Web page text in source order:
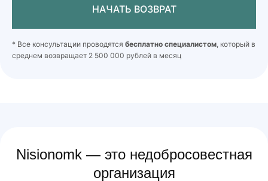
НАЧАТЬ ВОЗВРАТ
* Все консультации проводятся бесплатно специалистом, который в
среднем возвращает 2 500 000 рублей в месяц
Nisionomk — это недобросовестная
организация